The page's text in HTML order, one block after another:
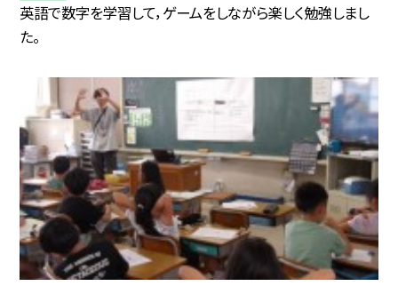
英語で数字を学習して，ゲームをしながら楽しく勉強しまし
た。